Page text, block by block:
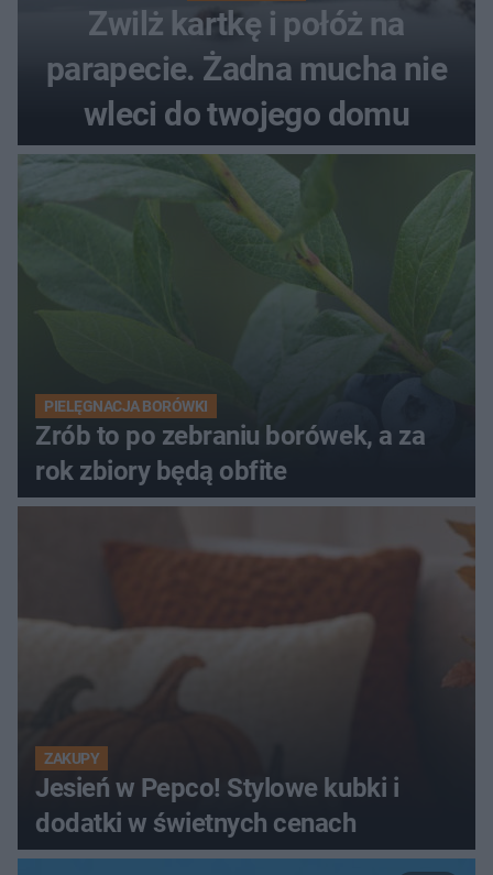
Zwilż kartkę i połóż na
parapecie. Żadna mucha nie
wleci do twojego domu
PIELĘGNACJA BORÓWKI
Zrób to po zebraniu borówek, a za
rok zbiory będą obfite
ZAKUPY
Jesień w Pepco! Stylowe kubki i
dodatki w świetnych cenach